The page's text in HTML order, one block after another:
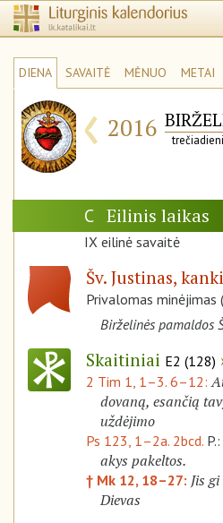
DIENA SAVAITĖ MĖNUO METAI
‹ 2016
C Eilinis laikas
IX eilinė savaitė
Šv. Justinas,
Privalomas minėjimas
Birželinės pamaldos
Skaitiniai E2 (128)
2 Tim 1, 1–3. 6–12:
dovaną, esančią
uždėjimo
Ps 123, 1–2a. 2bcd. P.:
akys pakeltos.
† Mk 12, 18–27: Jis
Dievas